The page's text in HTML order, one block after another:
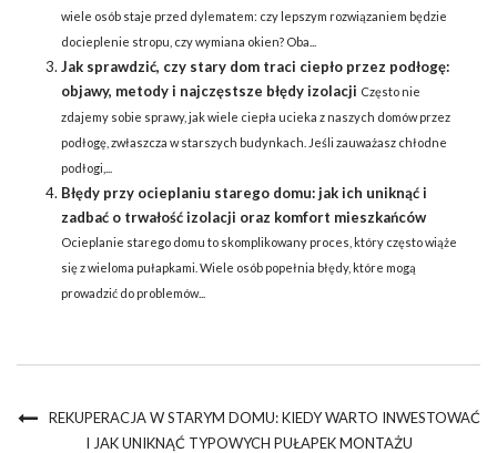
wiele osób staje przed dylematem: czy lepszym rozwiązaniem będzie
docieplenie stropu, czy wymiana okien? Oba...
Jak sprawdzić, czy stary dom traci ciepło przez podłogę:
objawy, metody i najczęstsze błędy izolacji Często nie
zdajemy sobie sprawy, jak wiele ciepła ucieka z naszych domów przez
podłogę, zwłaszcza w starszych budynkach. Jeśli zauważasz chłodne
podłogi,...
Błędy przy ocieplaniu starego domu: jak ich uniknąć i
zadbać o trwałość izolacji oraz komfort mieszkańców
Ocieplanie starego domu to skomplikowany proces, który często wiąże
się z wieloma pułapkami. Wiele osób popełnia błędy, które mogą
prowadzić do problemów...
REKUPERACJA W STARYM DOMU: KIEDY WARTO INWESTOWAĆ
I JAK UNIKNĄĆ TYPOWYCH PUŁAPEK MONTAŻU